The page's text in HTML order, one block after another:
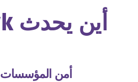
أين يحدث AvidHawk فرقًا؟
أمن المؤسسات